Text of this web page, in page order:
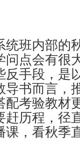
班内部的
点会有很
手段，是
导书而言，
考验教材
赶历程，径
，看秋季